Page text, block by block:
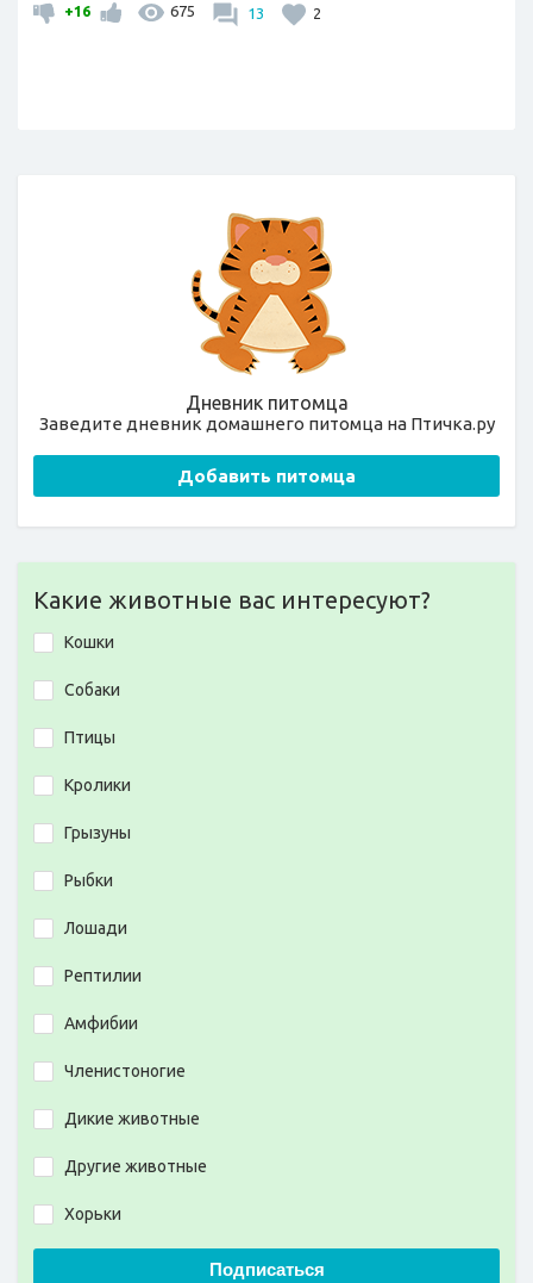
+16 675 13 2
Дневник питомца
Заведите дневник домашнего питомца на Птичка.ру
Добавить питомца
Какие животные вас интересуют?
Кошки
Собаки
Птицы
Кролики
Грызуны
Рыбки
Лошади
Рептилии
Амфибии
Членистоногие
Дикие животные
Другие животные
Хорьки
Подписаться